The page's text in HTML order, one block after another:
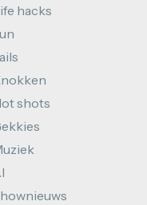
hacks
shots